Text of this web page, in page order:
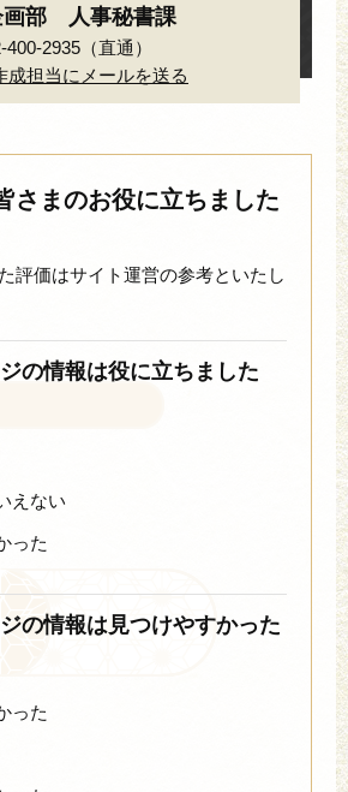
画部 人事秘書課
2935（直通）
成担当にメールを送る
さまのお役に立ちました
評価はサイト運営の参考といたし
の情報は役に立ちました
えない
った
の情報は見つけやすかった
った